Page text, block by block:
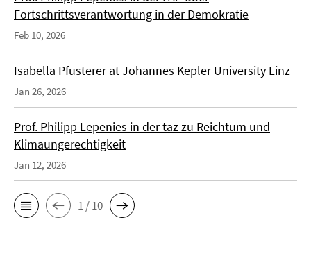
Fortschrittsverantwortung in der Demokratie
Feb 10, 2026
Isabella Pfusterer at Johannes Kepler University Linz
Jan 26, 2026
Prof. Philipp Lepenies in der taz zu Reichtum und
Klimaungerechtigkeit
Jan 12, 2026
1 / 10